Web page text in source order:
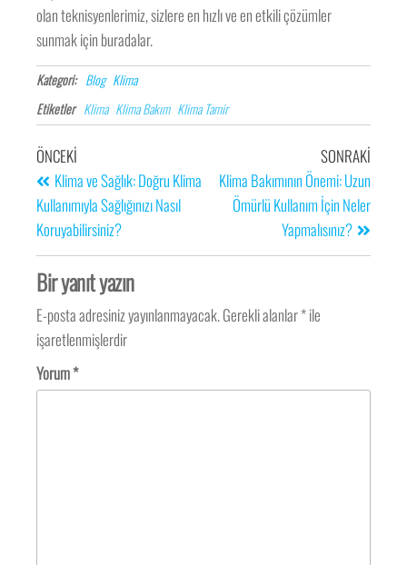
olan teknisyenlerimiz, sizlere en hızlı ve en etkili çözümler
sunmak için buradalar.
Kategori: Blog Klima
Etiketler Klima Klima Bakım Klima Tamir
ÖNCEKI
Klima ve Sağlık: Doğru Klima
Kullanımıyla Sağlığınızı Nasıl
Koruyabilirsiniz?
SONRAKI
Klima Bakımının Önemi: Uzun
Ömürlü Kullanım İçin Neler
Yapmalısınız?
Bir yanıt yazın
E-posta adresiniz yayınlanmayacak.Gerekli alanlar*ile
işaretlenmişlerdir
Yorum*